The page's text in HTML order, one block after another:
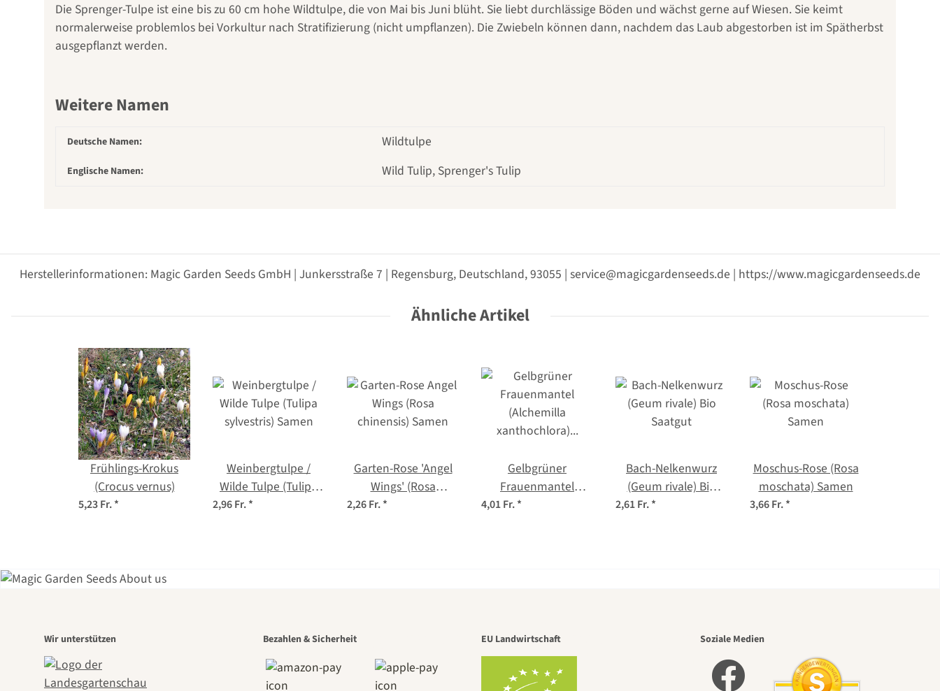
Die Sprenger-Tulpe ist eine bis zu 60 cm hohe Wildtulpe, die von Mai bis Juni blüht. Sie liebt durchlässige Böden und wächst gerne auf Wiesen. Sie keimt
normalerweise problemlos bei Vorkultur nach Stratifizierung (nicht umpflanzen). Die Zwiebeln können dann, nachdem das Laub abgestorben ist im Spätherbst
ausgepflanzt werden.
Weitere Namen
Deutsche Namen: Wildtulpe
Englische Namen: Wild Tulip, Sprenger's Tulip
Herstellerinformationen: Magic Garden Seeds GmbH | Junkersstraße 7 | Regensburg, Deutschland, 93055 | service@magicgardenseeds.de | https://www.magicgardenseeds.de
Ähnliche Artikel
Frühlings-Krokus
(Crocus vernus)
5,23 Fr.*
Weinbergtulpe /
Wilde Tulpe (Tulipa
sylvestris) Samen
2,96 Fr.*
Garten-Rose 'Angel
Wings' (Rosa
chinensis) Samen
2,26 Fr.*
Gelbgrüner
Frauenmantel
(Alchemilla
4,01 Fr.*
Bach-Nelkenwurz
(Geum rivale) Bio
Saatgut
2,61 Fr.*
Moschus-Rose (Rosa
moschata) Samen
3,66 Fr.*
Einer der schönsten
Wir unterstützen Bezahlen & Sicherheit EU Landwirtschaft Soziale Medien